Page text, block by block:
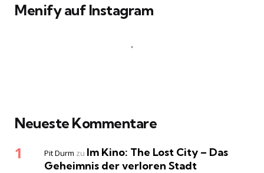
Menify auf Instagram
Neueste Kommentare
Pit Durm zu Im Kino: The Lost City – Das
Geheimnis der verloren Stadt